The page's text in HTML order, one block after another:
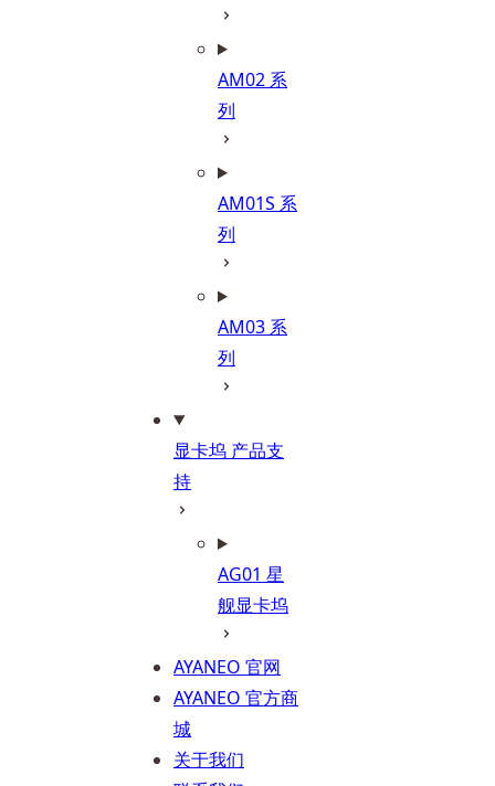
AM02 系
列
AM01S 系
列
AM03 系
列
显卡坞 产品支
持
AG01 星
舰显卡坞
AYANEO 官网
AYANEO 官方商
城
关于我们